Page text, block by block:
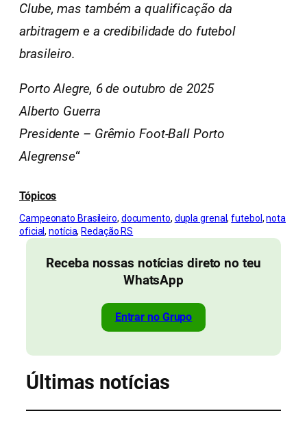
Clube, mas também a qualificação da
arbitragem e a credibilidade do futebol
brasileiro.
Porto Alegre, 6 de outubro de 2025
Alberto Guerra
Presidente – Grêmio Foot-Ball Porto
Alegrense“
Tópicos
Campeonato Brasileiro, documento, dupla grenal, futebol , nota
oficial, notícia, Redação RS
Receba nossas notícias direto no teu
WhatsApp
Entrar no Grupo
Últimas notícias